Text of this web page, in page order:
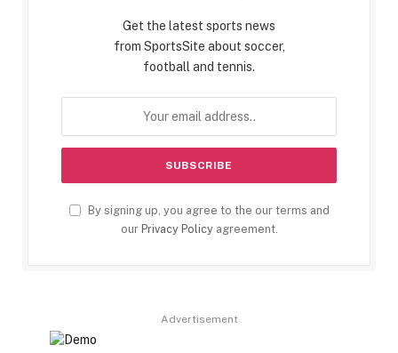
Get the latest sports news
from SportsSite about soccer,
football and tennis.
By signing up, you agree to the our terms and
our Privacy Policyagreement.
Advertisement